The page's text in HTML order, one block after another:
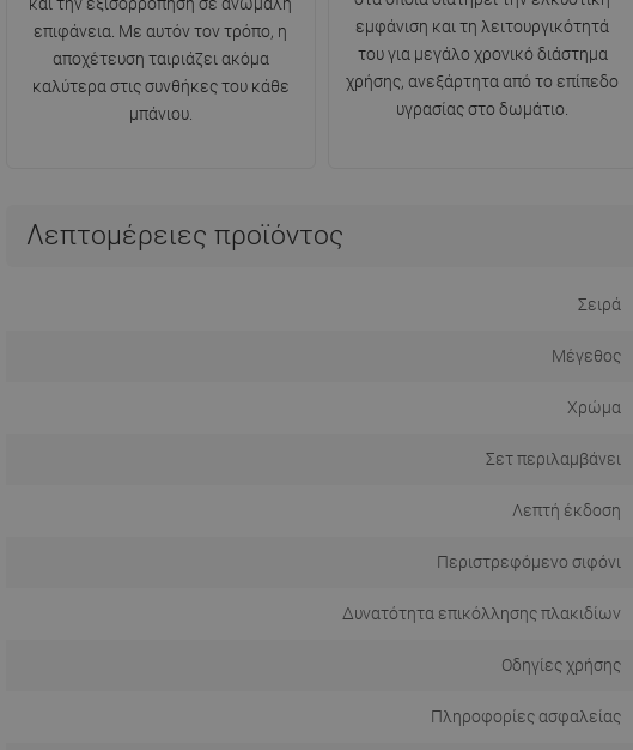
επιφάνεια. Με αυτόν τον τρόπο, η
αποχέτευση ταιριάζει ακόμα
καλύτερα στις συνθήκες του κάθε
μπάνιου.
εμφάνιση και τη λειτουργικότητά
του για μεγάλο χρονικό διάστημα
χρήσης, ανεξάρτητα από το επίπεδο
υγρασίας στο δωμάτιο.
Λεπτομέρειες προϊόντος
Σειρά
Μέγεθος
Χρώμα
Σετ περιλαμβάνει
Λεπτή έκδοση
Περιστρεφόμενο σιφόνι
Δυνατότητα επικόλλησης πλακιδίων
Οδηγίες χρήσης
Πληροφορίες ασφαλείας